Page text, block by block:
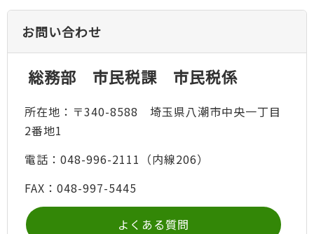
お問い合わせ
総務部 市民税課 市民税係
所在地：〒340-8588 埼玉県八潮市中央一丁目
2番地1
電話：048-996-2111（内線206）
FAX：048-997-5445
よくある質問